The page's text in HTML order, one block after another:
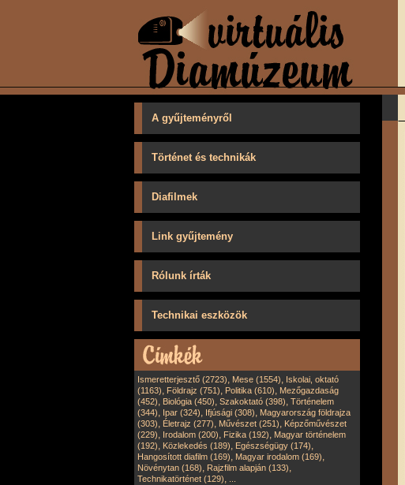
A gyűjteményről
Történet és technikák
Diafilmek
Link gyűjtemény
Rólunk írták
Technikai eszközök
Ismeretterjesztő (2723), Mese (1554), Iskolai, oktató
(1163), Földrajz (751), Politika (610), Mezőgazdaság
(452), Biológia (450), Szakoktató (398), Történelem
(344), Ipar (324), Ifjúsági (308), Magyarország földrajza
(303), Életrajz (277), Művészet (251), Képzőművészet
(229), Irodalom (200), Fizika (192), Magyar történelem
(192), Közlekedés (189), Egészségügy (174),
Hangosított diafilm (169), Magyar irodalom (169),
Növénytan (168), Rajzfilm alapján (133),
Technikatörténet (129),